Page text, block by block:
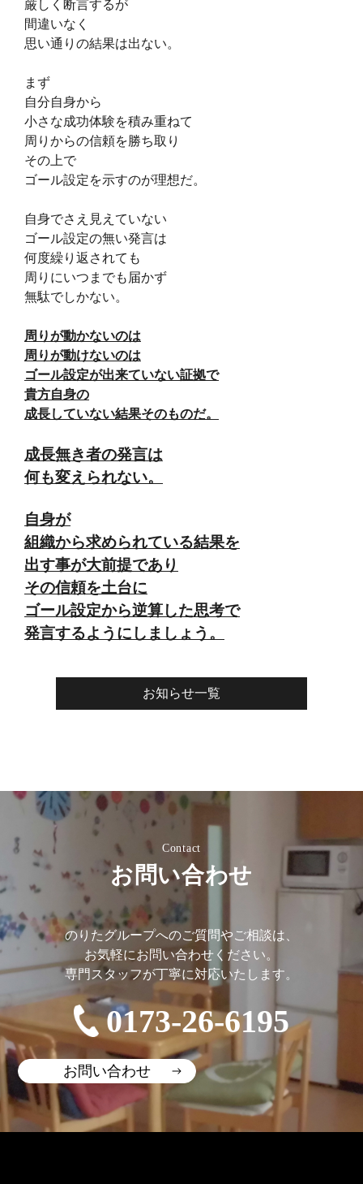
厳しく断言するが
間違いなく
思い通りの結果は出ない。
まず
自分自身から
小さな成功体験を積み重ねて
周りからの信頼を勝ち取り
その上で
ゴール設定を示すのが理想だ。
自身でさえ見えていない
ゴール設定の無い発言は
何度繰り返されても
周りにいつまでも届かず
無駄でしかない。
周りが動かないのは
周りが動けないのは
ゴール設定が出来ていない証拠で
貴方自身の
成長していない結果そのものだ。
成長無き者の発言は
何も変えられない。
自身が
組織から求められている結果を
出す事が大前提であり
その信頼を土台に
ゴール設定から逆算した思考で
発言するようにしましょう。
お知らせ一覧
Contact
お問い合わせ
のりたグループへのご質問やご相談は、
お気軽にお問い合わせください。
専門スタッフが丁寧に対応いたします。
0173-26-6195
お問い合わせ